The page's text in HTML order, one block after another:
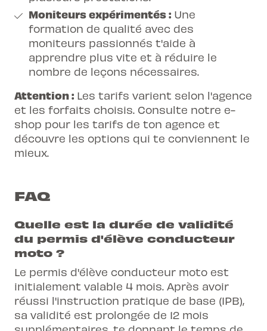
Moniteurs expérimentés : Une
formation de qualité avec des
moniteurs passionnés t'aide à
apprendre plus vite et à réduire le
nombre de leçons nécessaires.
Attention : Les tarifs varient selon l'agence
et les forfaits choisis. Consulte notre e-
shop pour les tarifs de ton agence et
découvre les options qui te conviennent le
mieux.
FAQ
Quelle est la durée de validité
du permis d'élève conducteur
moto ?
Le permis d'élève conducteur moto est
initialement valable 4 mois. Après avoir
réussi l'instruction pratique de base (IPB),
sa validité est prolongée de 12 mois